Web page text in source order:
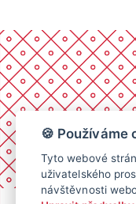
🍪 Používáme
Tyto webové
uživatelského
návštěvnosti